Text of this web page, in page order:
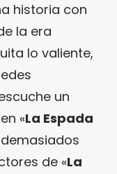
historia con
la era
lo valiente,
un
«La Espada
demasiados
de «La